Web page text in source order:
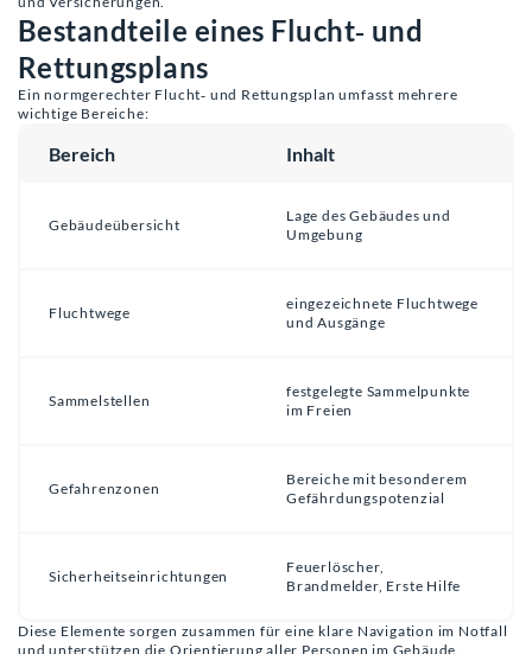
Bestandteile eines Flucht‑ und
Rettungsplans
Ein normgerechter Flucht‑ und Rettungsplan umfasst mehrere
wichtige Bereiche:
Bereich Inhalt
Gebäudeübersicht
Lage des Gebäudes und
Umgebung
Fluchtwege
eingezeichnete Fluchtwege
und Ausgänge
Sammelstellen
festgelegte Sammelpunkte
im Freien
Gefahrenzonen
Bereiche mit besonderem
Gefährdungspotenzial
Sicherheitseinrichtungen
Feuerlöscher,
Brandmelder, Erste Hilfe
Diese Elemente sorgen zusammen für eine klare Navigation im Notfall
und unterstützen die Orientierung aller Personen im Gebäude.